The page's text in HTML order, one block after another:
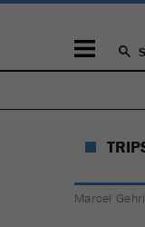
Marcel